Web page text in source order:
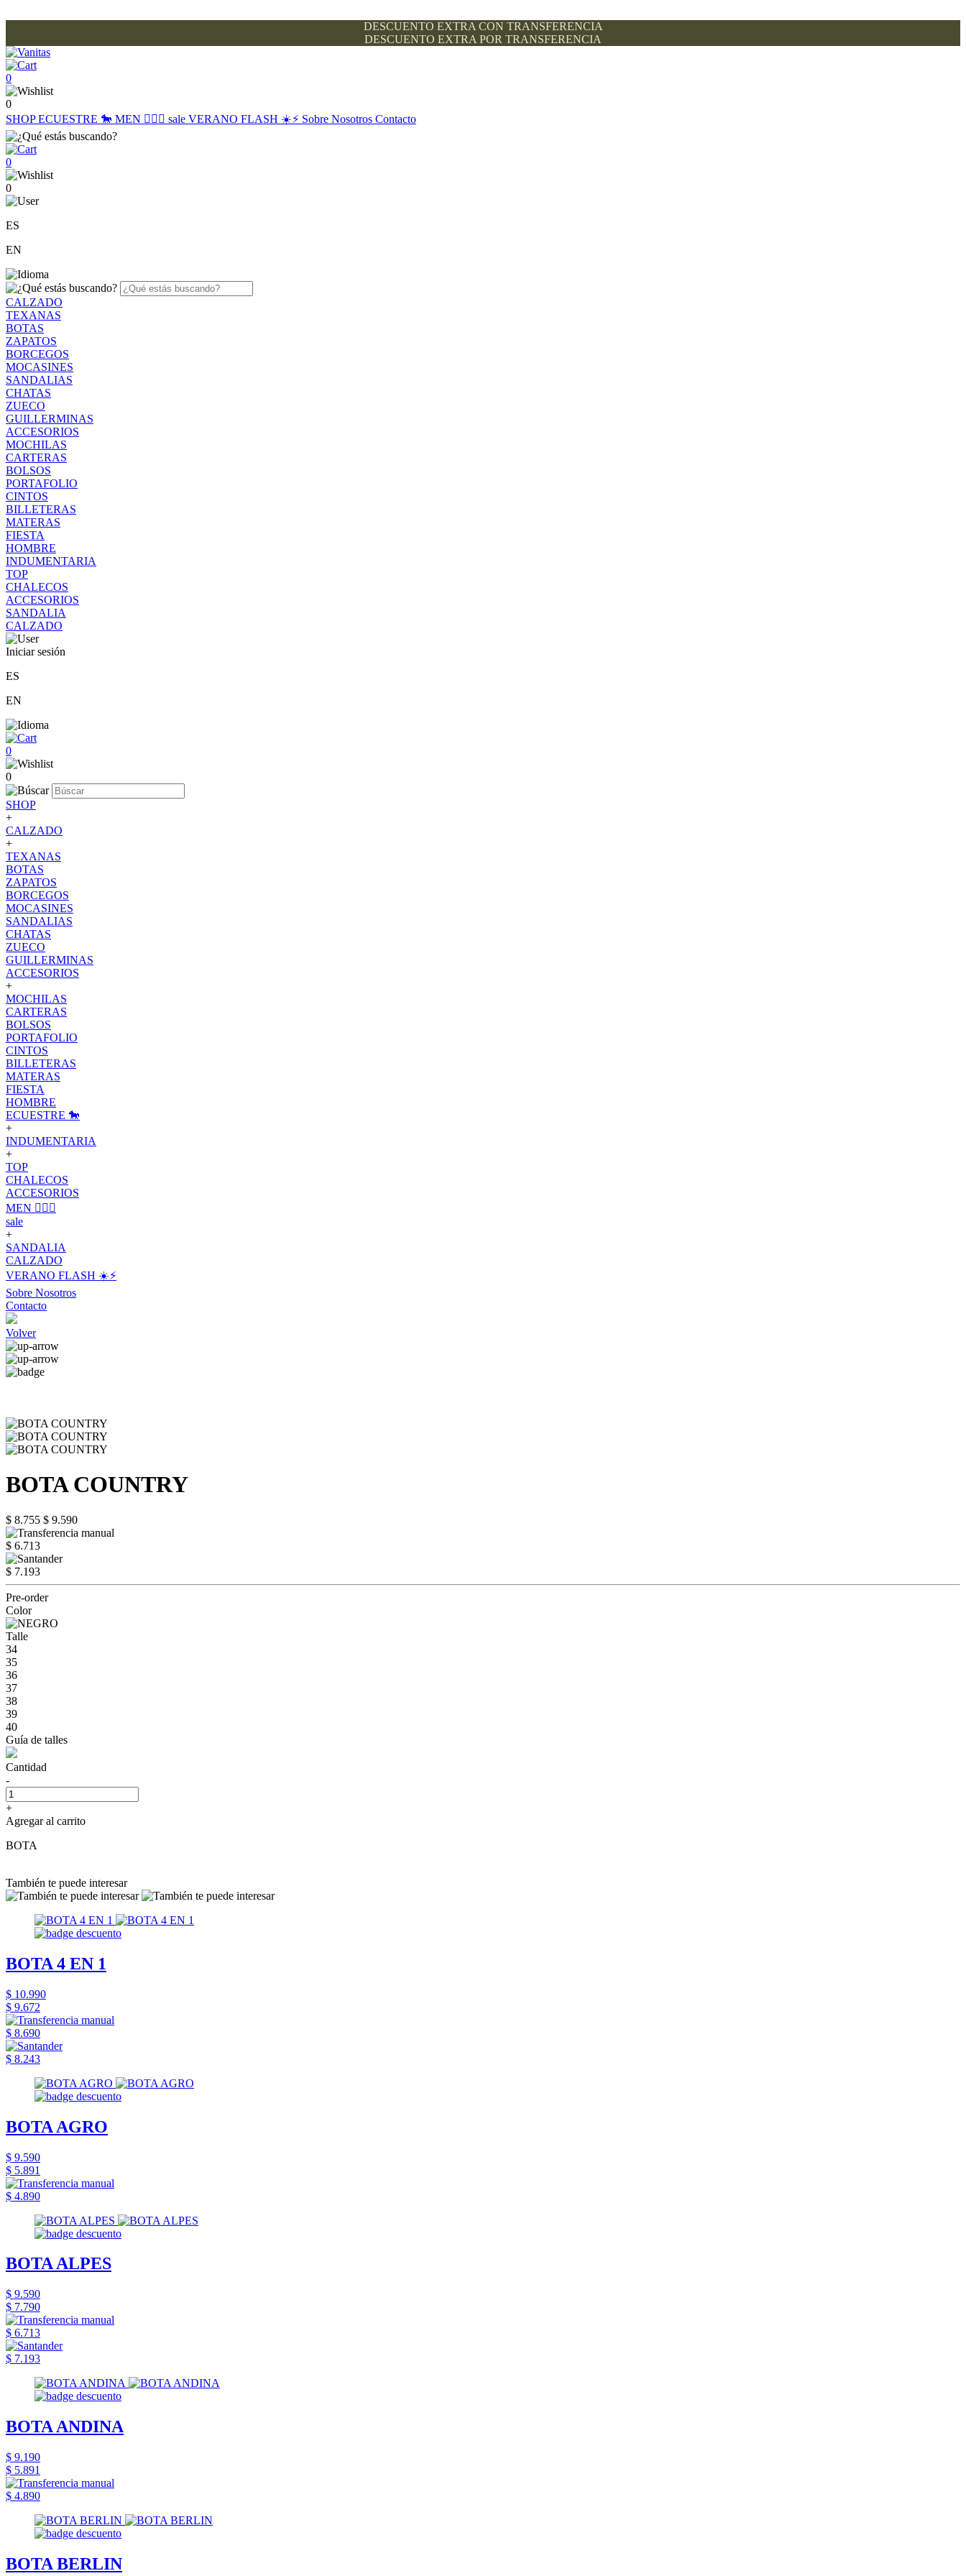
DESCUENTO EXTRA CON TRANSFERENCIA
DESCUENTO EXTRA POR TRANSFERENCIA
0
0
SHOPECUESTRE 🐎 MEN 🙋🏽‍♂️ sale VERANO FLASH ☀️⚡️ Sobre Nosotros Contacto
0
0
ES
EN
CALZADO
TEXANAS
BOTAS
ZAPATOS
BORCEGOS
MOCASINES
SANDALIAS
CHATAS
ZUECO
GUILLERMINAS
ACCESORIOS
MOCHILAS
CARTERAS
BOLSOS
PORTAFOLIO
CINTOS
BILLETERAS
MATERAS
FIESTA
HOMBRE
INDUMENTARIA
TOP
CHALECOS
ACCESORIOS
SANDALIA
CALZADO
Iniciar sesión
ES
EN
0
0
SHOP
+
CALZADO
+
TEXANAS
BOTAS
ZAPATOS
BORCEGOS
MOCASINES
SANDALIAS
CHATAS
ZUECO
GUILLERMINAS
ACCESORIOS
+
MOCHILAS
CARTERAS
BOLSOS
PORTAFOLIO
CINTOS
BILLETERAS
MATERAS
FIESTA
HOMBRE
ECUESTRE 🐎
+
INDUMENTARIA
+
TOP
CHALECOS
ACCESORIOS
MEN 🙋🏽‍♂️
sale
+
SANDALIA
CALZADO
VERANO FLASH ☀️⚡️
Sobre Nosotros
Contacto
Volver
BOTA COUNTRY
$ 8.755 $ 9.590
$ 6.713
$ 7.193
Pre-order
Color
Talle
34
35
36
37
38
39
40
Guía de talles
Cantidad
-
+
Agregar al carrito
BOTA
También te puede interesar
BOTA 4 EN 1
$ 10.990
$ 9.672
$ 8.690
$ 8.243
BOTA AGRO
$ 9.590
$ 5.891
$ 4.890
BOTA ALPES
$ 9.590
$ 7.790
$ 6.713
$ 7.193
BOTA ANDINA
$ 9.190
$ 5.891
$ 4.890
BOTA BERLIN